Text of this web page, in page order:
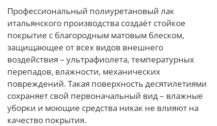
Профессиональный полиуретановый лак
итальянского производства создаёт стойкое
покрытие с благородным матовым блеском,
защищающее от всех видов внешнего
воздействия – ультрафиолета, температурных
перепадов, влажности, механических
повреждений. Такая поверхность десятилетиями
сохраняет свой первоначальный вид – влажные
уборки и моющие средства никак не влияют на
качество покрытия.